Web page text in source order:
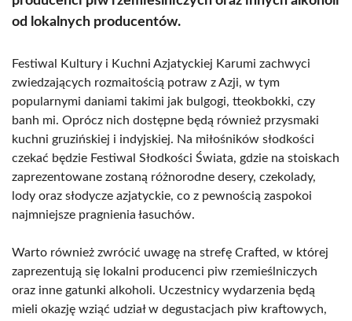
od lokalnych producentów.
Festiwal Kultury i Kuchni Azjatyckiej Karumi zachwyci
zwiedzających rozmaitością potraw z Azji, w tym
popularnymi daniami takimi jak bulgogi, tteokbokki, czy
banh mi. Oprócz nich dostępne będą również przysmaki
kuchni gruzińskiej i indyjskiej. Na miłośników słodkości
czekać będzie Festiwal Słodkości Świata, gdzie na stoiskach
zaprezentowane zostaną różnorodne desery, czekolady,
lody oraz słodycze azjatyckie, co z pewnością zaspokoi
najmniejsze pragnienia łasuchów.
Warto również zwrócić uwagę na strefę Crafted, w której
zaprezentują się lokalni producenci piw rzemieślniczych
oraz inne gatunki alkoholi. Uczestnicy wydarzenia będą
mieli okazję wziąć udział w degustacjach piw kraftowych,